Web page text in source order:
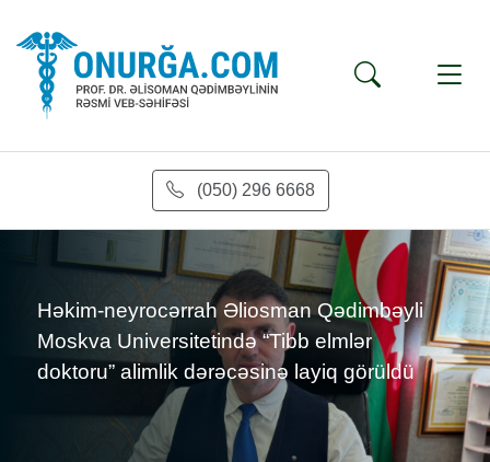
(050) 296 6668
Həkim-neyrocərrah Əliosman Qədimbəyli
Moskva Universitetində “Tibb elmlər
doktoru” alimlik dərəcəsinə layiq görüldü